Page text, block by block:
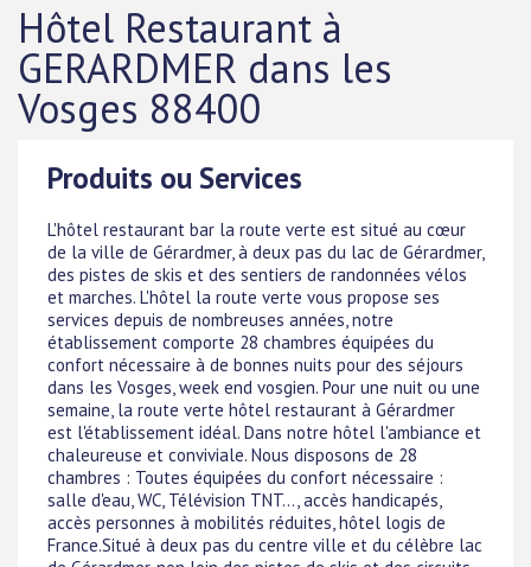
Hôtel Restaurant à
GERARDMER dans les
Vosges 88400
Produits ou Services
L'hôtel restaurant bar la route verte est situé au cœur
de la ville de Gérardmer, à deux pas du lac de Gérardmer,
des pistes de skis et des sentiers de randonnées vélos
et marches. L'hôtel la route verte vous propose ses
services depuis de nombreuses années, notre
établissement comporte 28 chambres équipées du
confort nécessaire à de bonnes nuits pour des séjours
dans les Vosges, week end vosgien. Pour une nuit ou une
semaine, la route verte hôtel restaurant à Gérardmer
est l'établissement idéal. Dans notre hôtel l'ambiance et
chaleureuse et conviviale. Nous disposons de 28
chambres : Toutes équipées du confort nécessaire :
salle d'eau, WC, Télévision TNT..., accès handicapés,
accès personnes à mobilités réduites, hôtel logis de
France.Situé à deux pas du centre ville et du célèbre lac